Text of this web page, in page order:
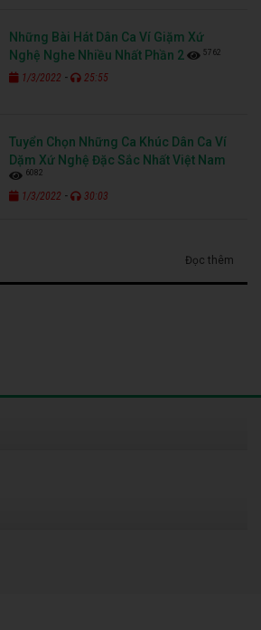
Những Bài Hát Dân Ca Ví Giặm Xứ
Nghệ Nghe Nhiều Nhất Phần 2
5762
1/3/2022 - 25:55
Tuyển Chọn Những Ca Khúc Dân Ca Ví
Dặm Xứ Nghệ Đặc Sắc Nhất Việt Nam
6082
1/3/2022 - 30:03
Đọc thêm